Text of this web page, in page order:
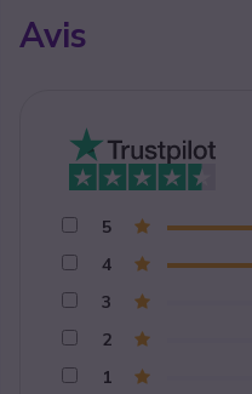
Avis
5
4
3
2
1